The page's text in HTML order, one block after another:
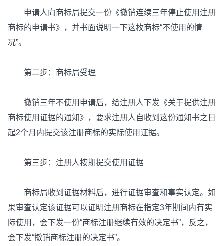
申请人向商标局提交一份《撤销连续三年停止使用注册
商标的申请书》，并书面说明一下这枚商标“不使用的情
况”。
第二步：商标局受理
撤销三年不使用申请后，给注册人下发《关于提供注册
商标使用证据的通知》，要求注册人自收到这份通知书之日
起2个月内提交该注册商标的实际使用证据。
第三步：注册人按期提交使用证据
商标局收到证据材料后，进行证据审查和事实认定。如
果审查认定该证据可以证明注册商标在指定3年期间内有实
际使用，会下发一份“商标注册继续有效的决定书”，反之，
会下发“撤销商标注册的决定书”。